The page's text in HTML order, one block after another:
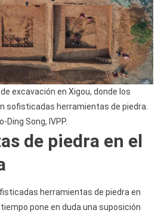
excavación en Xigou, donde los
sofisticadas herramientas de piedra.
Ding Song, IVPP.
de piedra en el
herramientas de piedra en
pone en duda una suposición